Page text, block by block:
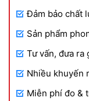
Đảm bảo chất
Sản phẩm
Tư vấn, đưa ra
Nhiều khuyến
Miễn phí đo &